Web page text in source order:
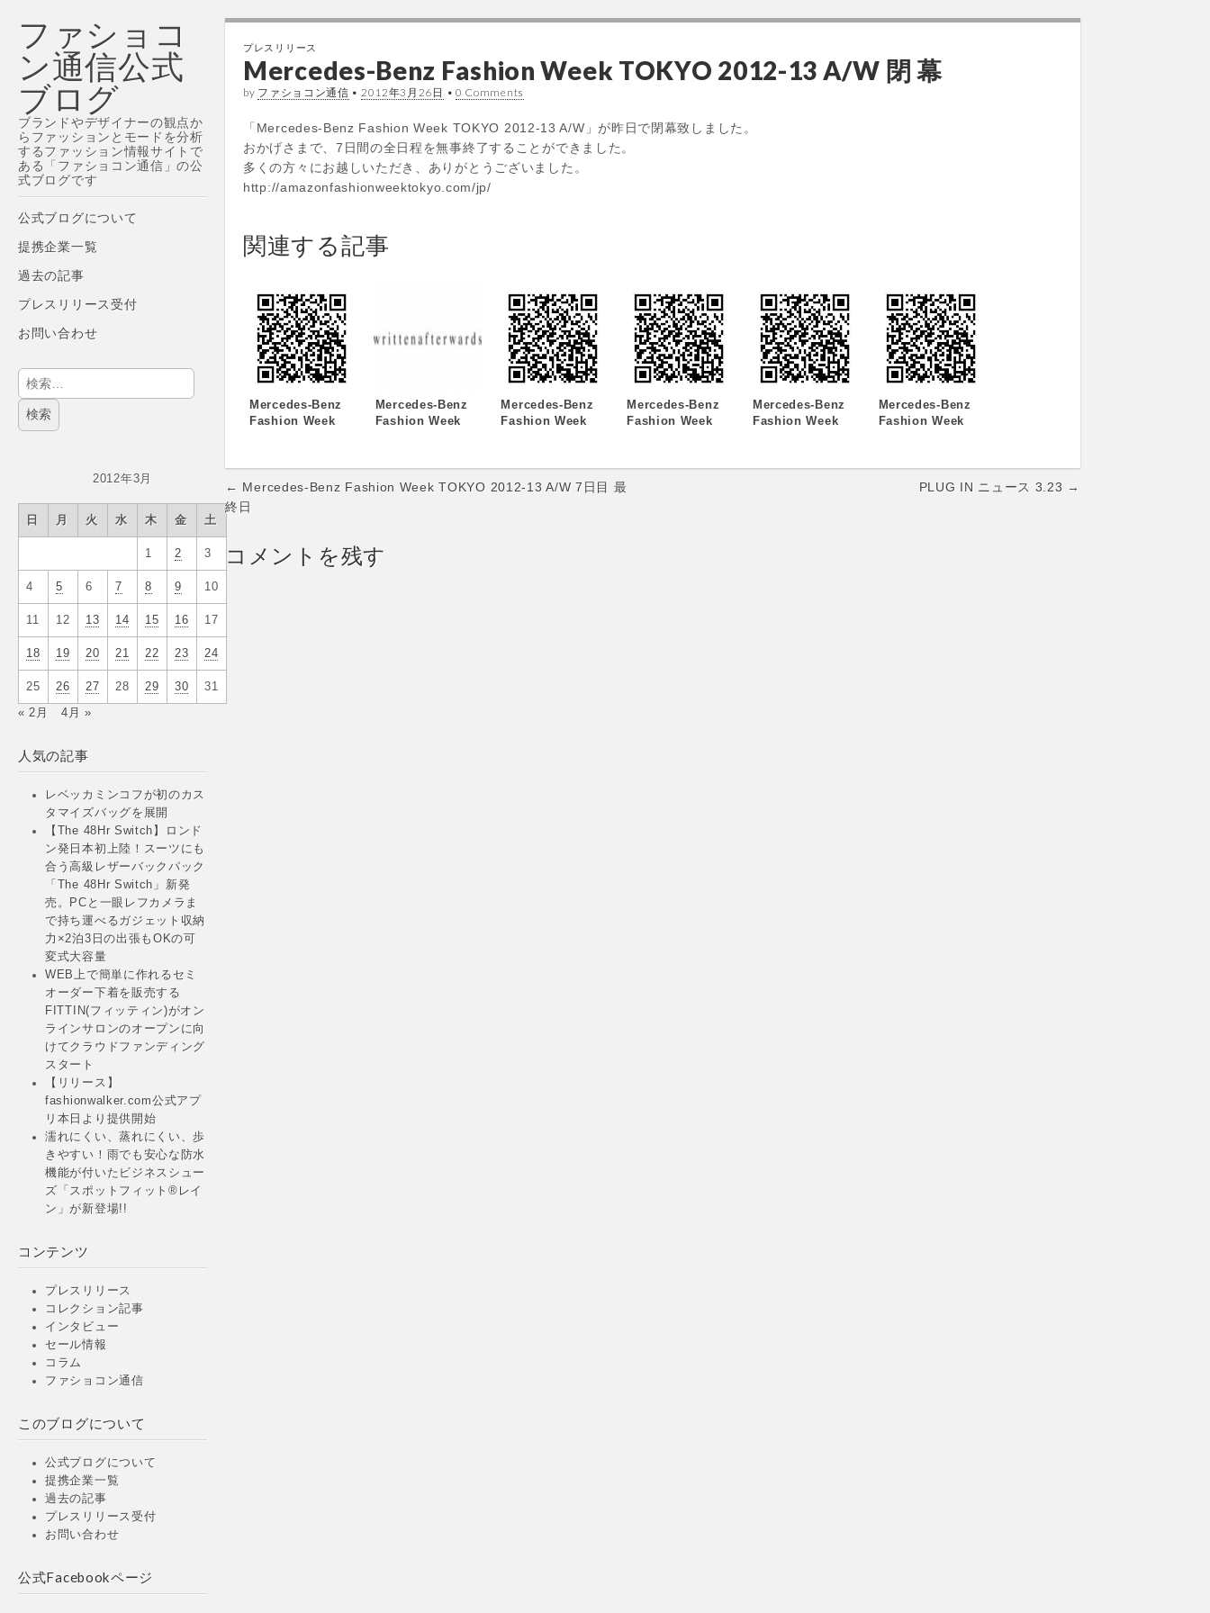
ファショコ
ン通信公式
ブログ
ブランドやデザイナーの観点か
らファッションとモードを分析
するファッション情報サイトで
ある「ファショコン通信」の公
式ブログです
Main
menu
Skip
content
公式ブログについて
提携企業一覧
過去の記事
プレスリリース受付
お問い合わせ
検
索:
2012年3月
日 月 火 水 木 金 土
1 2 3
4 5 6 7 8 9 10
11 12 13 14 15 16 17
18 19 20 21 22 23 24
25 26 27 28 29 30 31
« 2月 4月 »
人気の記事
レベッカミンコフが初のカス
タマイズバッグを展開
【The 48Hr Switch】ロンド
ン発日本初上陸！スーツにも
合う高級レザーバックパック
「The 48Hr Switch」新発
売。PCと一眼レフカメラま
で持ち運べるガジェット収納
力×2泊3日の出張もOKの可
変式大容量
WEB上で簡単に作れるセミ
オーダー下着を販売する
FITTIN(フィッティン)がオン
ラインサロンのオープンに向
けてクラウドファンディング
スタート
【リリース】
fashionwalker.com公式アプ
リ本日より提供開始
濡れにくい、蒸れにくい、歩
きやすい！雨でも安心な防水
機能が付いたビジネスシュー
ズ「スポットフィット®レイ
ン」が新登場!!
コンテンツ
プレスリリース
コレクション記事
インタビュー
セール情報
コラム
ファショコン通信
このブログについて
公式ブログについて
提携企業一覧
過去の記事
プレスリリース受付
お問い合わせ
公式Facebookページ
プレスリリース
Mercedes-Benz Fashion Week TOKYO 2012-13 A/W 閉 幕
by ファショコン通信 • 2012年3月26日 • 0 Comments
「Mercedes-Benz Fashion Week TOKYO 2012-13 A/W」が昨日で閉幕致しました。
おかげさまで、7日間の全日程を無事終了することができました。
多くの方々にお越しいただき、ありがとうございました。
http://amazonfashionweektokyo.com/jp/
関連する記事
Mercedes-Benz
Fashion Week
Mercedes-Benz
Fashion Week
Mercedes-Benz
Fashion Week
版をアップしまし
た
Mercedes-Benz
Fashion Week
スタート！
Mercedes-Benz
Fashion Week
Mercedes-Benz
Fashion Week
Post
navigation
← Mercedes-Benz Fashion Week TOKYO 2012-13 A/W 7日目 最
終日
PLUG IN ニュース 3.23 →
コメントを残す